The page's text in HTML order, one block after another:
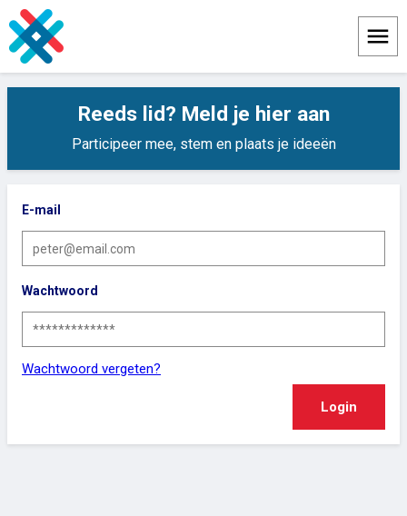
Reeds lid? Meld je hier aan
Participeer mee, stem en plaats je ideeën
E-mail
Wachtwoord
Wachtwoord vergeten?
Login